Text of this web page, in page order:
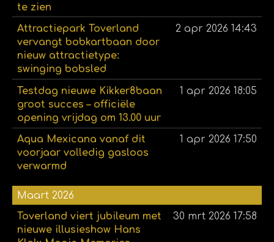
te zien
Attractiepark Toverland
vervangt bobkartbaan door
nieuw attractietype:
swinging bobsled
2 apr 2026 14:43
Testdag nieuwe Kikker8baan
groot succes – officiële
opening vrijdag om 13.00 uur
1 apr 2026 18:05
Aqua Mexicana vanaf dit
voorjaar volledig gasloos
verwarmd
1 apr 2026 17:50
Maart 2026
Toverland viert jubileum met
nieuwe illusieshow Hans
30 mrt 2026 17:58